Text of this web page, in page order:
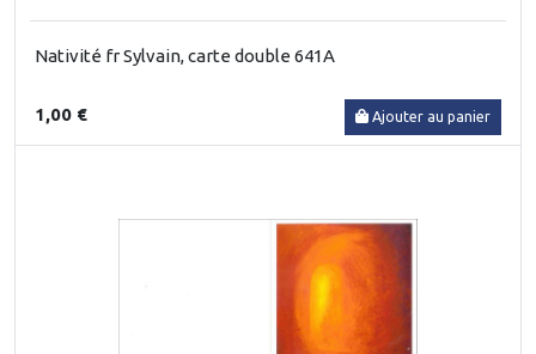
Nativité fr Sylvain, carte double 641A
1,00 € Ajouter au panier